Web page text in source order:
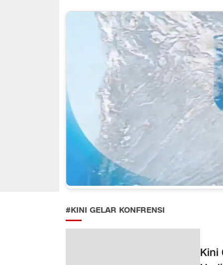
#KINI GELAR KONFRENSI
Kini